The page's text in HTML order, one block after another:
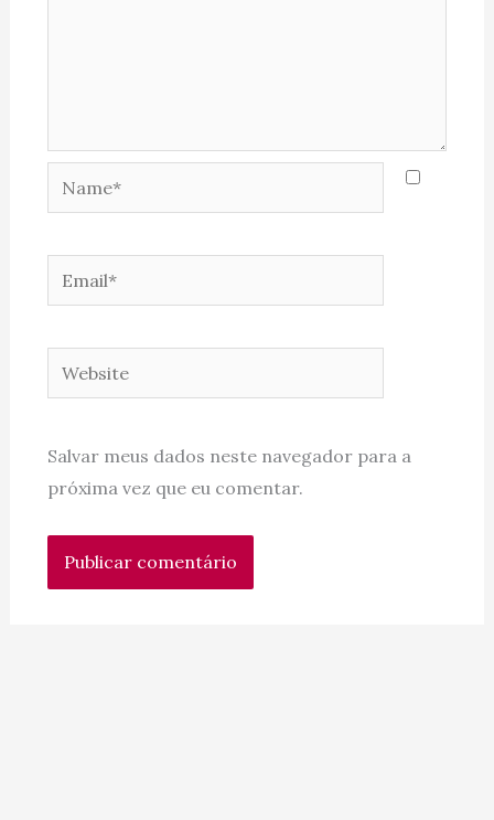
Name*
Email*
Website
Salvar meus dados neste navegador para a
próxima vez que eu comentar.